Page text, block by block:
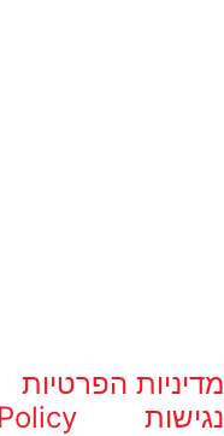
מדיניות הפרטיות
נגישות